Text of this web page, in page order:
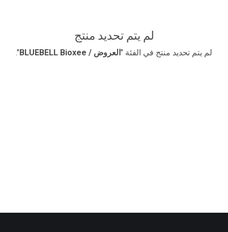
لم يتم تحديد منتج
لم يتم تحديد منتج في الفئة " ​العروض / BLUEBELL Bioxee ".